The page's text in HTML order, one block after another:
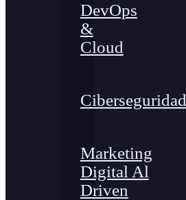
DevOps
&
Cloud
Ciberseguridad
Marketing
Digital Al
Driven